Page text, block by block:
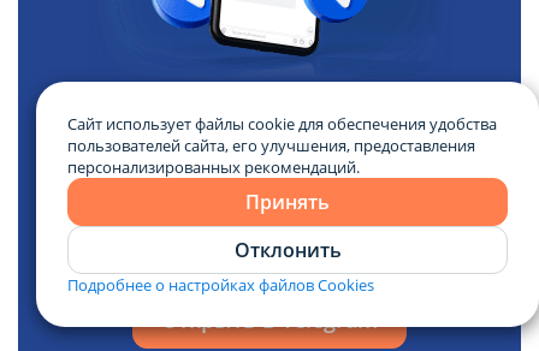
Domovita в Telegram!
Читайте про недвижимость Беларуси в нашем
Telegram: новостройки, необычные объекты,
новости и аналитика.
Открыть в Telegram
Сайт использует файлы cookie для обеспечения удобства
пользователей сайта, его улучшения, предоставления
персонализированных рекомендаций.
Принять
Отклонить
Подробнее о настройках файлов Cookies